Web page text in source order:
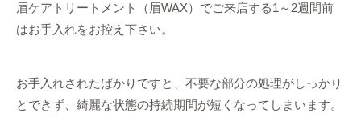
眉ケアトリートメント（眉WAX）でご来店する1～2週間前
はお手入れをお控え下さい。
お手入れされたばかりですと、不要な部分の処理がしっかり
とできず、綺麗な状態の持続期間が短くなってしまいます。